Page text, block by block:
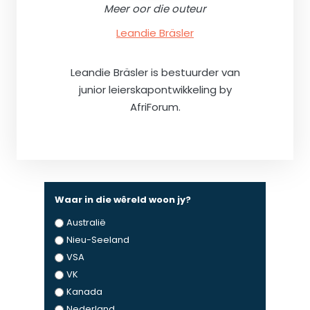
Meer oor die outeur
Leandie Bräsler
Leandie Bräsler is bestuurder van
junior leierskapontwikkeling by
AfriForum.
Waar in die wêreld woon jy?
Australië
Nieu-Seeland
VSA
VK
Kanada